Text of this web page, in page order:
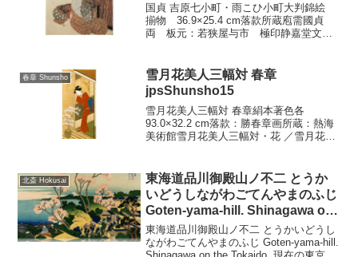
国貞 吉原七小町・雨こひ小町大判錦絵
揃物 36.9×25.4 cm落款所蔵庖需國貞
両 板元：若狭屋与市 極印静嘉堂文
にパターン化されて民間に親しまれ、画
題ともなったも...
春章 Shunsho
雪月花美人三幅対 春章
jpsShunsho15
雪月花美人三幅対 春章絹本著色各
93.0×32.2 cm落款：勝春章画所蔵：熱海
美術館雪月花美人三幅対・花 ／雪月花美
じように、勝春章画と署名して、その下
に花押が施...
北斎 Hokusai
東海道品川御殿山ノ不二 とうか
いどうしながわごてんやまのふじ
Goten-yama-hill. Shinagawa on
the Tokaido. wpfmf3620
東海道品川御殿山ノ不二 とうかいどうし
ながわごてんやまのふじ Goten-yama-hill.